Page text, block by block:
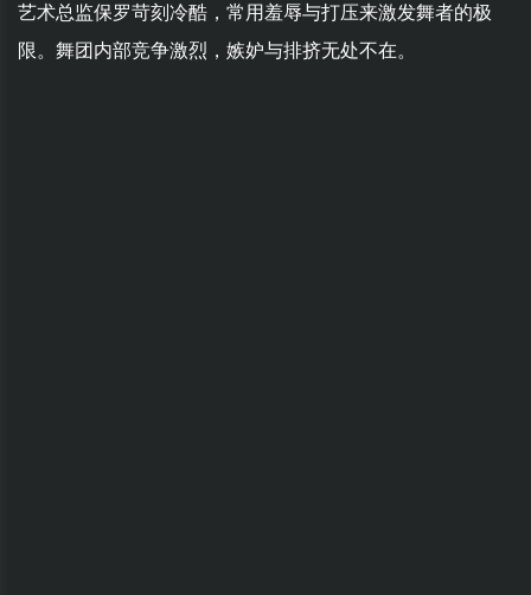
艺术总监保罗苛刻冷酷，常用羞辱与打压来激发舞者的极
限。舞团内部竞争激烈，嫉妒与排挤无处不在。